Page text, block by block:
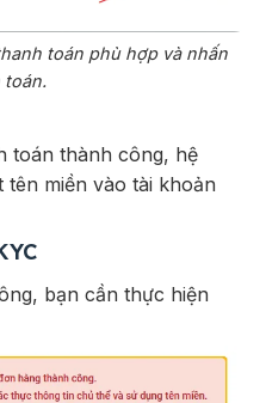
toán phù hợp và nhấn
toán.
toán thành công, hệ
tên miền vào tài khoản
bạn cần thực hiện